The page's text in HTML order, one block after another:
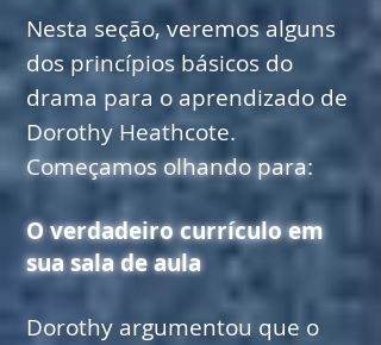
Nesta seção, veremos alguns
dos princípios básicos do
drama para o aprendizado de
Dorothy Heathcote.
Começamos olhando para:
O verdadeiro currículo em
sua sala de aula
Dorothy argumentou que o